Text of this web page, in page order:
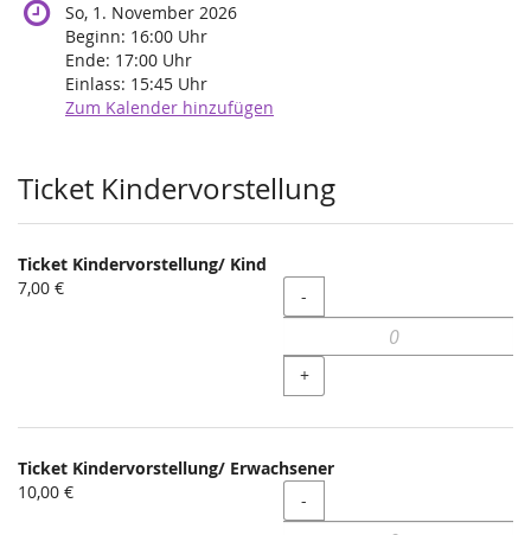
So, 1. November 2026
Beginn: 16:00 Uhr
Ende: 17:00 Uhr
Einlass: 15:45 Uhr
Zum Kalender hinzufügen
Produkte
Ticket Kindervorstellung
Ticket Kindervorstellung/ Kind
7,00 €
Menge
-
+
Ticket Kindervorstellung/ Erwachsener
10,00 €
Menge
-